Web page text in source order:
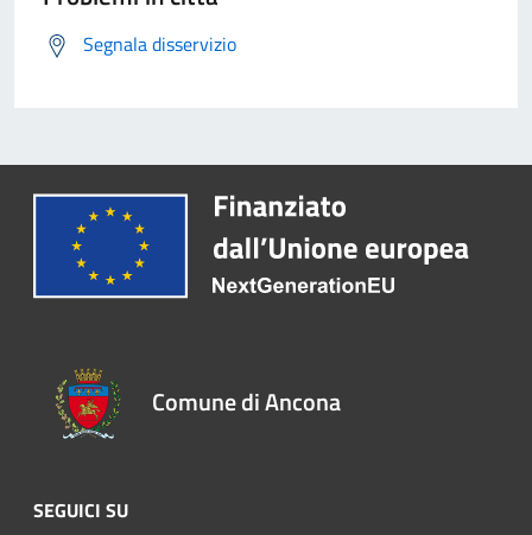
Segnala disservizio
Comune di Ancona
SEGUICI SU